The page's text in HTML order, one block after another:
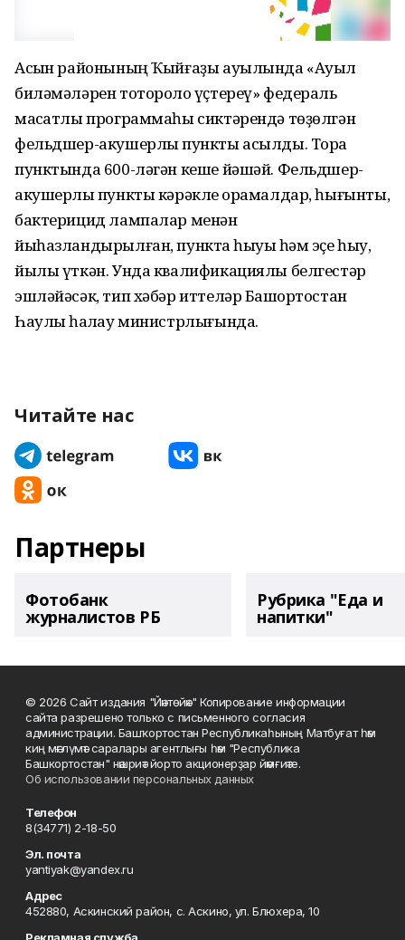
Асҡын районының Ҡыйғаҙы ауылында «Ауыл
биләмәләрен тотороҡло үҫтереү» федераль
маҡсатлы программаһы сиктәрендә төҙөлгән
фельдшер-акушерлыҡ пункты асылды. Тораҡ
пунктында 600-ләгән кеше йәшәй. Фельдшер-
акушерлыҡ пункты кәрәкле ҡорамалдар, һығынты,
бактерицид лампалар менән
йыһазландырылған, пунктҡа һыуыҡ һәм эҫе һыу,
йылы үткән. Унда квалификациялы белгестәр
эшләйәсәк, тип хәбәр иттеләр Башҡортостан
Һаулыҡ һаҡлау министрлығында.
Читайте нас
Партнеры
Фотобанк
журналистов РБ
Рубрика "Еда и
напитки"
© 2026 Сайт издания "Йәнтөйәк" Копирование информации
сайта разрешено только с письменного согласия
администрации. Башҡортостан Республикаһының Матбуғат һәм
киң мәғлүмәт саралары агентлығы һәм "Республика
Башкортостан" нәшриәт йорто акционерҙар йәмғиәте.
Об использовании персональных данных
Телефон
8(34771) 2-18-50
Эл. почта
yantiyak@yandex.ru
Адрес
452880, Аскинский район, с. Аскино, ул. Блюхера, 10